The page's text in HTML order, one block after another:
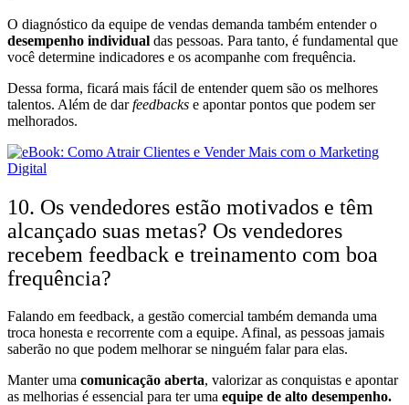
O diagnóstico da equipe de vendas demanda também entender o
desempenho individual das pessoas. Para tanto, é fundamental que
você determine indicadores e os acompanhe com frequência.
Dessa forma, ficará mais fácil de entender quem são os melhores
talentos. Além de darfeedbacks e apontar pontos que podem ser
melhorados.
10. Os vendedores estão motivados e têm
alcançado suas metas? Os vendedores
recebem feedback e treinamento com boa
frequência?
Falando em feedback, a gestão comercial também demanda uma
troca honesta e recorrente com a equipe. Afinal, as pessoas jamais
saberão no que podem melhorar se ninguém falar para elas.
Manter uma comunicação aberta, valorizar as conquistas e apontar
as melhorias é essencial para ter uma equipe de alto desempenho.